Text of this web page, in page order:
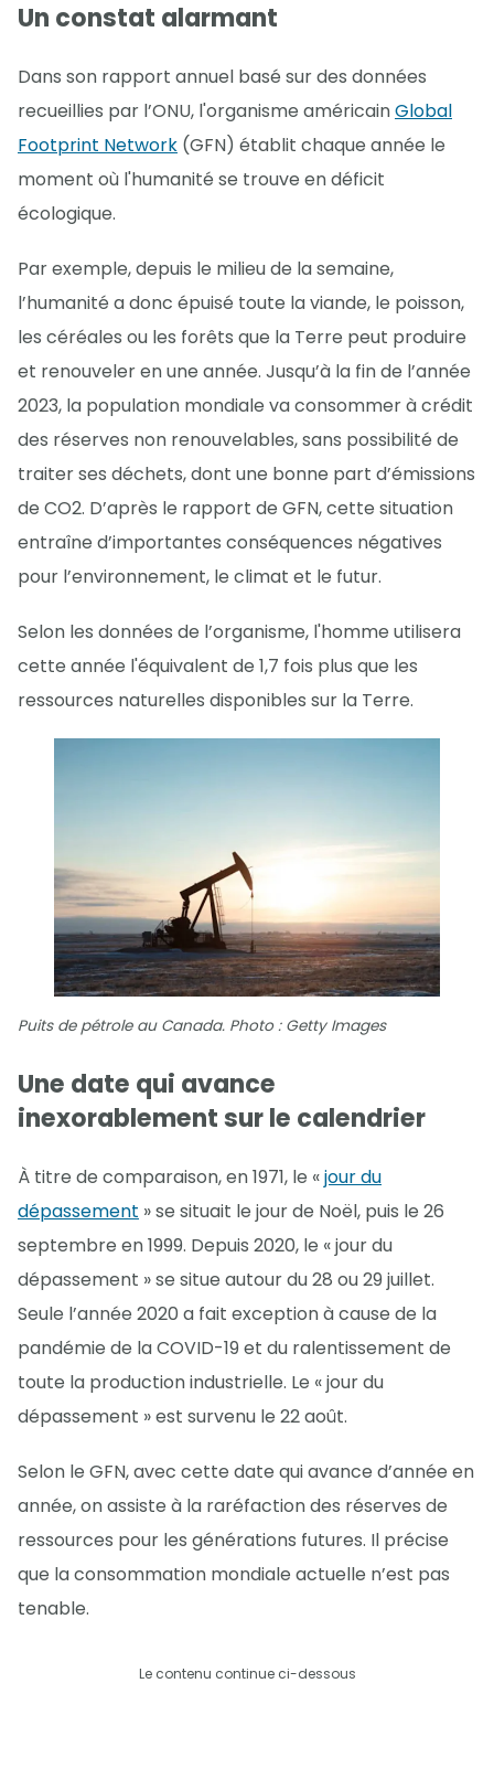
Un constat alarmant
Dans son rapport annuel basé sur des données
recueillies par l’ONU, l'organisme américainGlobal
Footprint Network (GFN) établit chaque année le
moment où l'humanité se trouve en déficit
écologique.
Par exemple, depuis le milieu de la semaine,
l’humanité a donc épuisé toute la viande, le poisson,
les céréales ou les forêts que la Terre peut produire
et renouveler en une année. Jusqu’à la fin de l’année
2023, la population mondiale va consommer à crédit
des réserves non renouvelables, sans possibilité de
traiter ses déchets, dont une bonne part d’émissions
de CO2. D’après le rapport de GFN, cette situation
entraîne d’importantes conséquences négatives
pour l’environnement, le climat et le futur.
Selon les données de l’organisme, l'homme utilisera
cette année l'équivalent de 1,7 fois plus que les
ressources naturelles disponibles sur la Terre.
Puits de pétrole au Canada. Photo : Getty Images
Une date qui avance
inexorablement sur le calendrier
À titre de comparaison, en 1971, le «jour du
dépassement » se situait le jour de Noël, puis le 26
septembre en 1999. Depuis 2020, le « jour du
dépassement » se situe autour du 28 ou 29 juillet.
Seule l’année 2020 a fait exception à cause de la
pandémie de la COVID-19 et du ralentissement de
toute la production industrielle. Le « jour du
dépassement » est survenu le 22 août.
Selon le GFN, avec cette date qui avance d’année en
année, on assiste à la raréfaction des réserves de
ressources pour les générations futures. Il précise
que la consommation mondiale actuelle n’est pas
tenable.
Le contenu continue ci-dessous